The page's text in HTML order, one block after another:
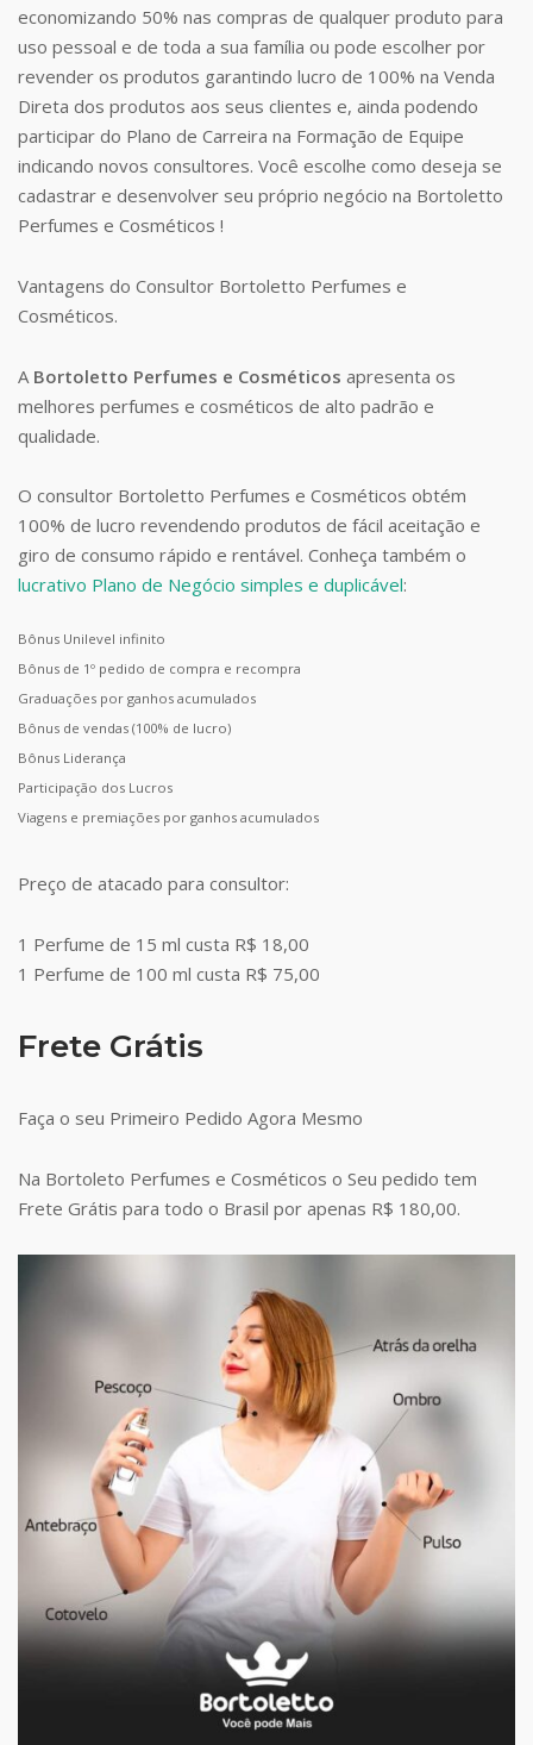
economizando 50% nas compras de qualquer produto para
uso pessoal e de toda a sua família ou pode escolher por
revender os produtos garantindo lucro de 100% na Venda
Direta dos produtos aos seus clientes e, ainda podendo
participar do Plano de Carreira na Formação de Equipe
indicando novos consultores. Você escolhe como deseja se
cadastrar e desenvolver seu próprio negócio na Bortoletto
Perfumes e Cosméticos !
Vantagens do Consultor Bortoletto Perfumes e
Cosméticos.
A Bortoletto Perfumes e Cosméticos apresenta os
melhores perfumes e cosméticos de alto padrão e
qualidade.
O consultor Bortoletto Perfumes e Cosméticos obtém
100% de lucro revendendo produtos de fácil aceitação e
giro de consumo rápido e rentável. Conheça também o
lucrativo Plano de Negócio simples e duplicável:
Bônus Unilevel infinito
Bônus de 1º pedido de compra e recompra
Graduações por ganhos acumulados
Bônus de vendas (100% de lucro)
Bônus Liderança
Participação dos Lucros
Viagens e premiações por ganhos acumulados
Preço de atacado para consultor:
1 Perfume de 15 ml custa R$ 18,00
1 Perfume de 100 ml custa R$ 75,00
Frete Grátis
Faça o seu Primeiro Pedido Agora Mesmo
Na Bortoleto Perfumes e Cosméticos o Seu pedido tem
Frete Grátis para todo o Brasil por apenas R$ 180,00.